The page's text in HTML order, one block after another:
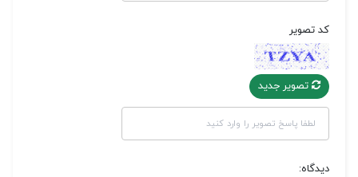
کد تصویر
تصویر جدید
دیدگاه: